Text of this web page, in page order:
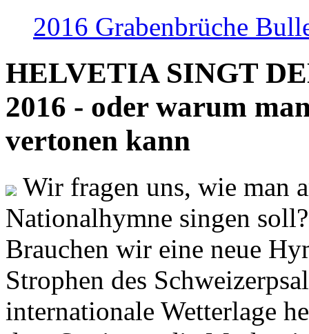
2016 Grabenbrüche
HELVETIA SINGT
2016 - oder warum
vertonen kann
Wir fragen uns, wie man
Nationalhymne singen
Brauchen wir eine neue
Strophen des
internationale Wetterlage